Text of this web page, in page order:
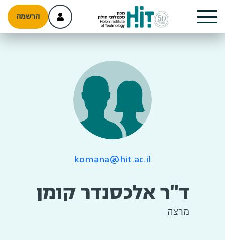
הרשמה
komana@hit.ac.il
ד"ר אלכסנדר קומן
מרצה